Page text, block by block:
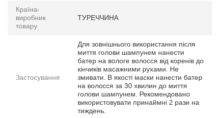
Країна-
виробник
товару
ТУРЕЧЧИНА
Застосування
Для зовнішнього використання після
миття голови шампунем нанести
батер на вологе волосся від коренів до
кінчиків масажними рухами. Не
змивати. В якості маски нанести батер
на волосся за 30 хвилин до миття
голови шампунем. Рекомендовано
використовувати принаймні 2 рази на
тиждень.